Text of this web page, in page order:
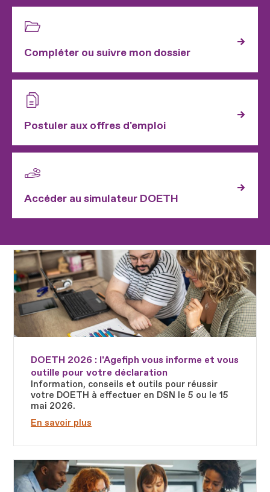
Compléter ou suivre mon dossier
Postuler aux offres d'emploi
Accéder au simulateur DOETH
DOETH 2026 : l'Agefiph vous informe et vous
outille pour votre déclaration
Information, conseils et outils pour réussir
votre DOETH à effectuer en DSN le 5 ou le 15
mai 2026.
En savoir plus
Fichier
Fichier